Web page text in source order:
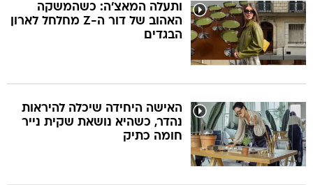
ותעלה המאצ'ה: כשהמשקה
האהוב של דור ה-Z מחלחל לארון
הבגדים
האישה היחידה שיכלה להיראות
נהדר, כשהיא נושאת שקית נייר
חומה כתיק